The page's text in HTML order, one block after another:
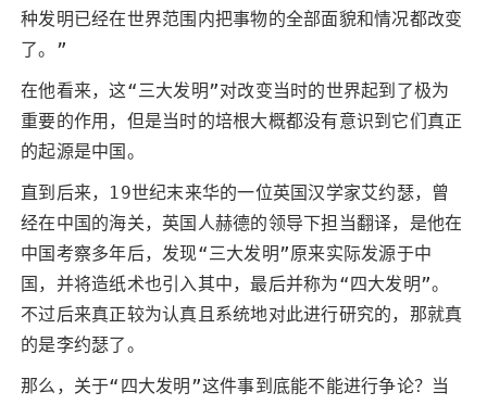
种发明已经在世界范围内把事物的全部面貌和情况都改变
了。”
在他看来，这“三大发明”对改变当时的世界起到了极为
重要的作用，但是当时的培根大概都没有意识到它们真正
的起源是中国。
直到后来，19世纪末来华的一位英国汉学家艾约瑟，曾
经在中国的海关，英国人赫德的领导下担当翻译，是他在
中国考察多年后，发现“三大发明”原来实际发源于中
国，并将造纸术也引入其中，最后并称为“四大发明”。
不过后来真正较为认真且系统地对此进行研究的，那就真
的是李约瑟了。
那么，关于“四大发明”这件事到底能不能进行争论？当